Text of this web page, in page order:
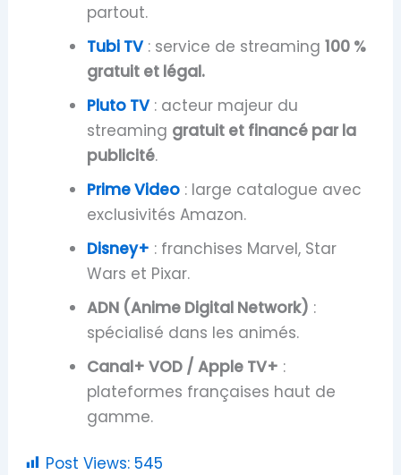
partout.
Tubi TV: service de streaming100 %
gratuit et légal.
Pluto TV: acteur majeur du
streaming gratuit et financé par la
publicité.
Prime Video : large catalogue avec
exclusivités Amazon.
Disney+ : franchises Marvel, Star
Wars et Pixar.
ADN (Anime Digital Network) :
spécialisé dans les animés.
Canal+ VOD / Apple TV+ :
plateformes françaises haut de
gamme.
Post Views: 545